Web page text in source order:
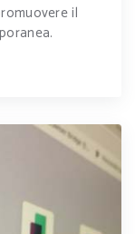
il